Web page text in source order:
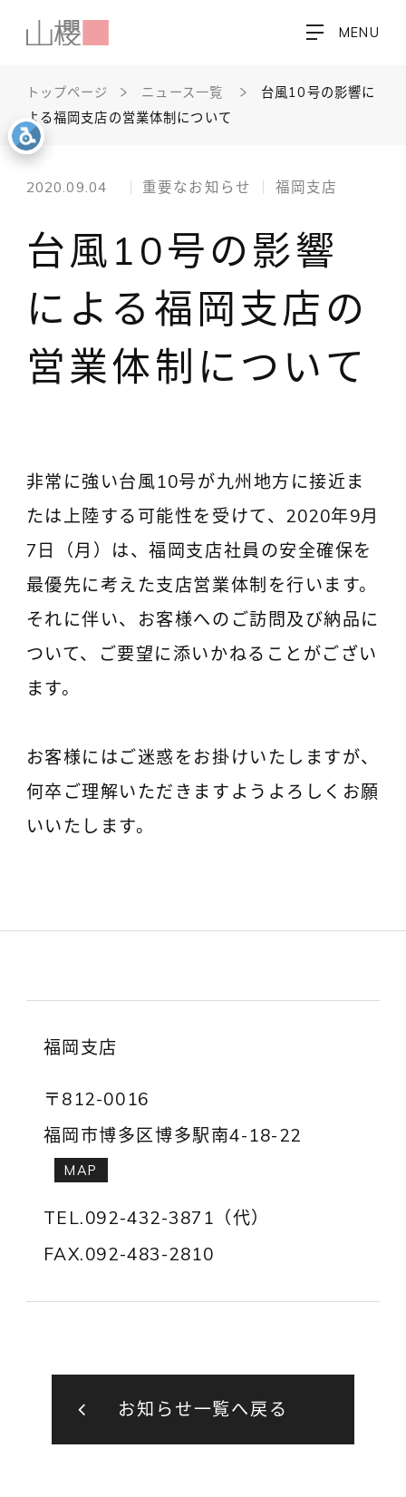
MENU
トップページ ニュース一覧
台風10号の影響に
よる福岡支店の営業体制について
2020.09.04 重要なお知らせ 福岡支店
台風10号の影響
による福岡支店の
営業体制について
非常に強い台風10号が九州地方に接近ま
たは上陸する可能性を受けて、2020年9月
7日（月）は、福岡支店社員の安全確保を
最優先に考えた支店営業体制を行います。
それに伴い、お客様へのご訪問及び納品に
ついて、ご要望に添いかねることがござい
ます。
お客様にはご迷惑をお掛けいたしますが、
何卒ご理解いただきますようよろしくお願
いいたします。
福岡支店
〒812-0016
福岡市博多区博多駅南4-18-22
MAP
TEL.092-432-3871（代）
FAX.092-483-2810
お知らせ一覧へ戻る